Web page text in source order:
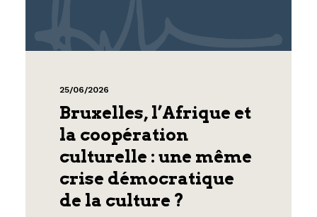
25/06/2026
Bruxelles, l’Afrique et
la coopération
culturelle : une même
crise démocratique
de la culture ?